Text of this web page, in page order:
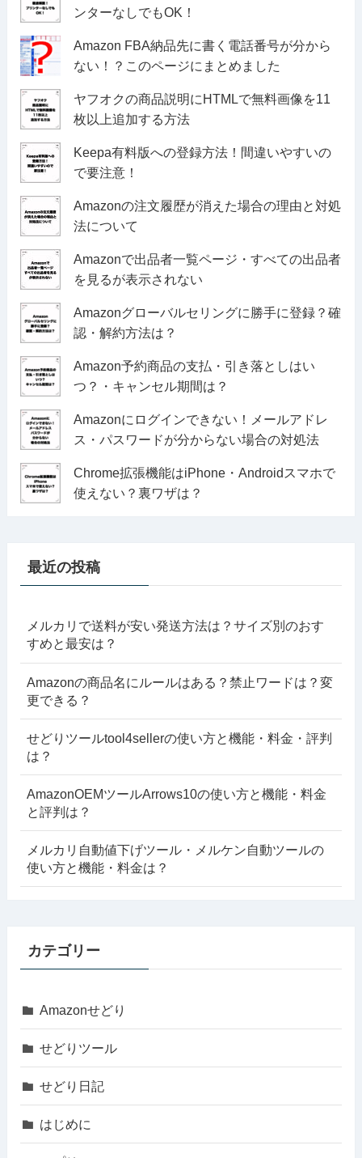
ンターなしでもOK！
Amazon FBA納品先に書く電話番号が分から
ない！？このページにまとめました
ヤフオクの商品説明にHTMLで無料画像を11
枚以上追加する方法
Keepa有料版への登録方法！間違いやすいの
で要注意！
Amazonの注文履歴が消えた場合の理由と対処
法について
Amazonで出品者一覧ページ・すべての出品者
を見るが表示されない
Amazonグローバルセリングに勝手に登録？確
認・解約方法は？
Amazon予約商品の支払・引き落としはい
つ？・キャンセル期間は？
Amazonにログインできない！メールアドレ
ス・パスワードが分からない場合の対処法
Chrome拡張機能はiPhone・Androidスマホで
使えない？裏ワザは？
最近の投稿
メルカリで送料が安い発送方法は？サイズ別のおす
すめと最安は？
Amazonの商品名にルールはある？禁止ワードは？変
更できる？
せどりツールtool4sellerの使い方と機能・料金・評判
は？
AmazonOEMツールArrows10の使い方と機能・料金
と評判は？
メルカリ自動値下げツール・メルケン自動ツールの
使い方と機能・料金は？
カテゴリー
Amazonせどり
せどりツール
せどり日記
はじめに